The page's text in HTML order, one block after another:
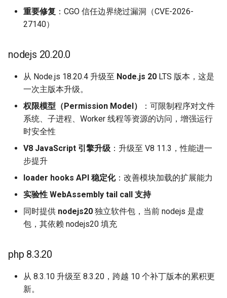
重要修复 ：CGO 信任边界绕过漏洞（CVE-2026-
27140）
nodejs 20.20.0
从 Node.js 18.20.4 升级至 Node.js 20 LTS 版本，这是
一次主版本升级。
权限模型（Permission Model）
：可限制程序对文件
系统、子进程、Worker 线程等资源的访问，增强运行
时安全性
V8 JavaScript 引擎升级 ：升级至 V8 11.3，性能进一
步提升
loader hooks API 稳定化：改善模块加载的扩展能力
实验性 WebAssembly tail call 支持
同时提供 nodejs20 独立软件包，当前 nodejs 是虚
包，其依赖 nodejs20 填充
php 8.3.20
从 8.3.10 升级至 8.3.20，跨越 10 个补丁版本的累积更
新。